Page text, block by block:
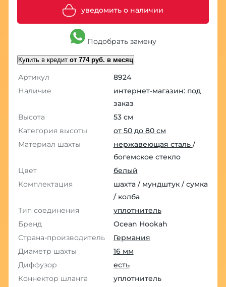
уведомить о наличии
Подобрать замену
Купить в кредит от 774 руб. в месяц
Артикул
8924
Наличие
интернет-магазин: под
заказ
Высота
53 см
Категория высоты
от 50 до 80 см
Материал шахты
нержавеющая сталь /
богемское стекло
Цвет
белый
Комплектация
шахта / мундштук / сумка
/ колба
Тип соединения
уплотнитель
Бренд
Ocean Hookah
Страна-производитель
Германия
Диаметр шахты
16 мм
Диффузор
есть
Коннектор шланга
уплотнитель